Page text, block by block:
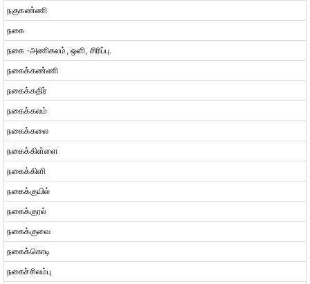
நகுகண்ணி
நகை
நகை -அணிகலம், ஒளி, சிரிப்பு.
நகைக்கண்ணி
நகைக்கதிர்
நகைக்கலம்
நகைக்கலை
நகைக்கிள்ளை
நகைக்கிளி
நகைக்குயில்
நகைக்குரல்
நகைக்குவை
நகைக்கொடி
நகைச்சிலம்பு